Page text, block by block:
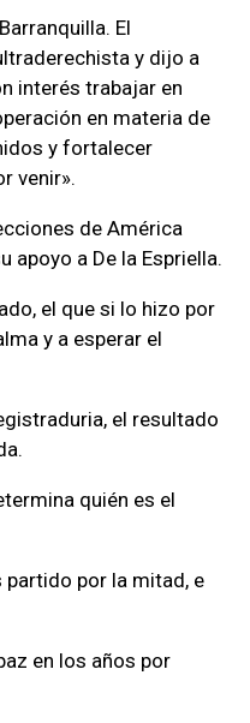
El
y dijo a
interés trabajar en
en materia de
y fortalecer
venir».
de América
apoyo a De la Espriella.
el que si lo hizo por
y a esperar el
el resultado
quién es el
partido por la mitad, e
en los años por